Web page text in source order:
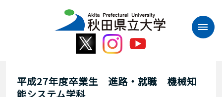
平成27年度卒業生 進路・就職 機械知
能システム学科